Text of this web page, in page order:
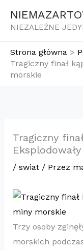
NIEZALEŻNE
Strona główna
Tragiczny finał
morskie
Tragiczny
/ swiat/ Przez
Trzy osoby
morskich